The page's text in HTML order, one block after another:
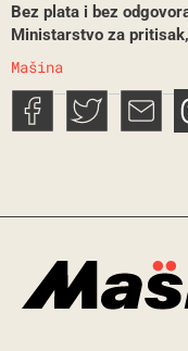
Bez plata i bez
Ministarstvo za
Mašina